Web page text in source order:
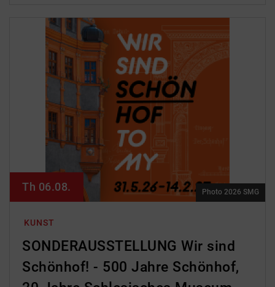
KUNST
SONDERAUSSTELLUNG Wir sind
Schönhof! - 500 Jahre Schönhof,
Th 06.08. Photo 2026 SMG